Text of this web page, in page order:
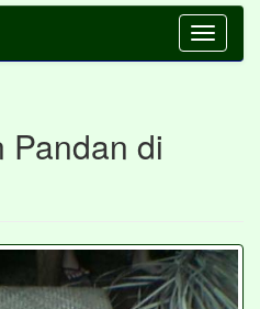
Toggle
Pandan di